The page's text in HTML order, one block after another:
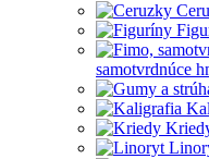
samotvrdnúce